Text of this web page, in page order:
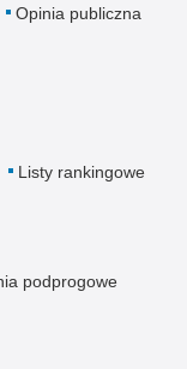
Opinia publiczna
Listy rankingowe
podprogowe